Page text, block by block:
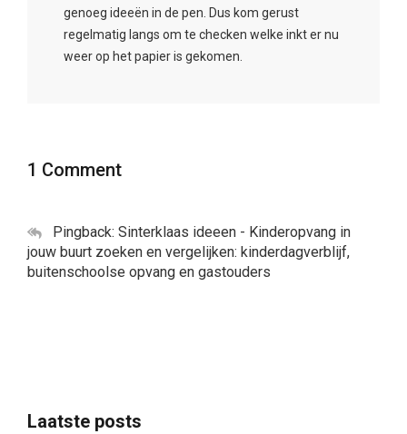
genoeg ideeën in de pen. Dus kom gerust
regelmatig langs om te checken welke inkt er nu
weer op het papier is gekomen.
1 Comment
Pingback: Sinterklaas ideeen - Kinderopvang in
jouw buurt zoeken en vergelijken: kinderdagverblijf,
buitenschoolse opvang en gastouders
Laatste posts